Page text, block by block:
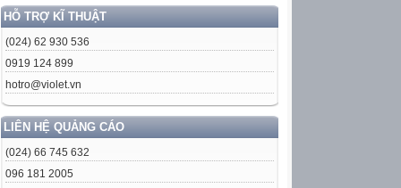
HỖ TRỢ KĨ THUẬT
(024) 62 930 536
0919 124 899
hotro@violet.vn
LIÊN HỆ QUẢNG CÁO
(024) 66 745 632
096 181 2005